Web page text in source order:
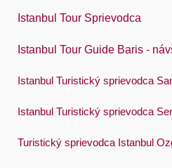
Português
Русский
Español
Swedish
Istanbul Tour Sprievodca
Istanbul Tour Guide Baris -
Istanbul Turistický sprievodca
Istanbul Turistický sprievodca
Turistický sprievodca Istanbul